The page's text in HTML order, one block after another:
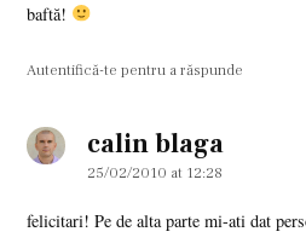
baftă!
Autentifică-te pentru a răspunde
calin blaga
25/02/2010 at 12:28
felicitari! Pe de alta parte mi-ati dat